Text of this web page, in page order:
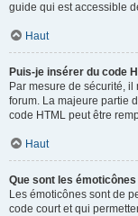
guide qui est accessible
Haut
Puis-je insérer du code
Par mesure de sécurité, il
forum. La majeure partie
code HTML peut être
Haut
Que sont les émoticônes
Les émoticônes sont de
code court et qui